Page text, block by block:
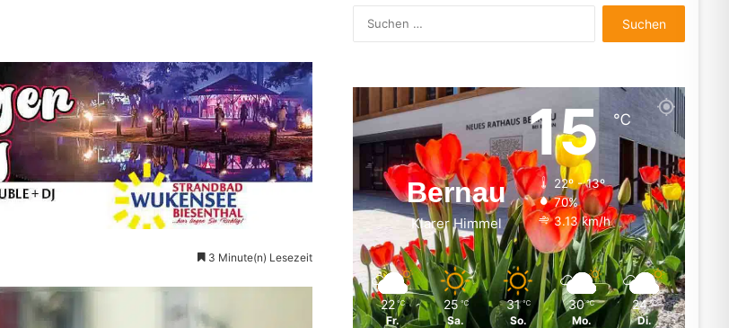
3 Minute(n) Lesezeit
nach:
Bernau
Klarer Himmel
15℃
22º - 13º
70%
3.13 km/h
22 ℃
Fr.
25 ℃
Sa.
31 ℃
So.
30 ℃
Mo.
24 ℃
Di.